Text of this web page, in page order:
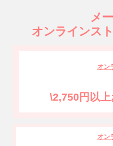
メ
オンラインス
オン
\2,750円以
オン